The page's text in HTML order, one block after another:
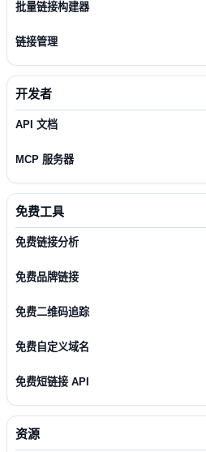
批量链接构建器
链接管理
开发者
API 文档
MCP 服务器
免费工具
免费链接分析
免费品牌链接
免费二维码追踪
免费自定义域名
免费短链接 API
资源